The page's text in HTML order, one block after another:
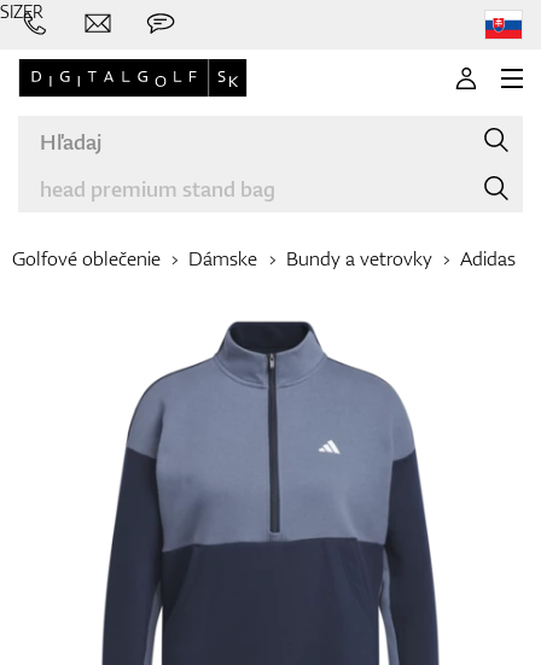
Oblečenie
Golfové oblečenie Dámske Bundy a vetrovky Adidas
SIZER